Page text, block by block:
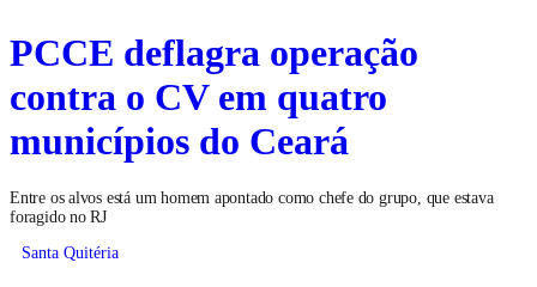
PCCE deflagra operação
contra o CV em quatro
municípios do Ceará
Entre os alvos está um homem apontado como chefe do grupo, que estava
foragido no RJ
Santa Quitéria